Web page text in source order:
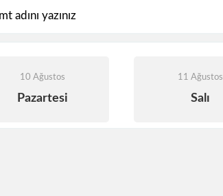
10 Ağustos
Pazartesi
11 Ağustos
Salı